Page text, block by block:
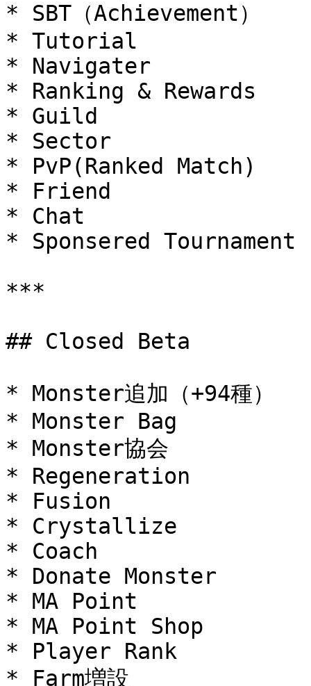
* SBT（Achievement）
* Tutorial
* Navigater
* Ranking & Rewards
* Guild
* Sector
* PvP(Ranked Match)
* Friend
* Chat
* Sponsered Tournament
***
## Closed Beta
* Monster追加（+94種）
* Monster Bag
* Monster協会
* Regeneration
* Fusion
* Crystallize
* Coach
* Donate Monster
* MA Point
* MA Point Shop
* Player Rank
* Farm増設